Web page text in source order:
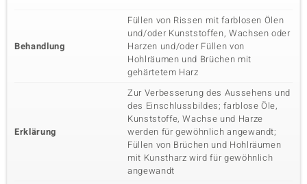
Behandlung
Füllen von Rissen mit farblosen Ölen
und/oder Kunststoffen, Wachsen oder
Harzen und/oder Füllen von
Hohlräumen und Brüchen mit
gehärtetem Harz
Erklärung
Zur Verbesserung des Aussehens und
des Einschlussbildes; farblose Öle,
Kunststoffe, Wachse und Harze
werden für gewöhnlich angewandt;
Füllen von Brüchen und Hohlräumen
mit Kunstharz wird für gewöhnlich
angewandt